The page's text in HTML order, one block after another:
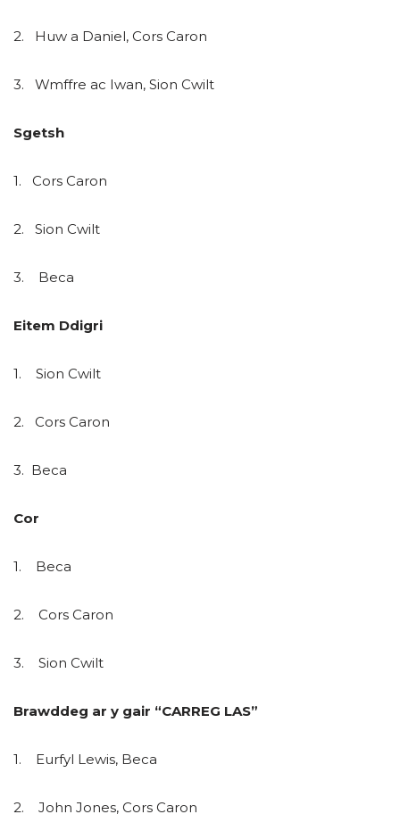
2. Huw a Daniel, Cors Caron
3. Wmffre ac Iwan, Sion Cwilt
Sgetsh
1. Cors Caron
2. Sion Cwilt
3. Beca
Eitem Ddigri
1. Sion Cwilt
2. Cors Caron
3. Beca
Cor
1. Beca
2. Cors Caron
3. Sion Cwilt
Brawddeg ar y gair “CARREG LAS”
1. Eurfyl Lewis, Beca
2. John Jones, Cors Caron